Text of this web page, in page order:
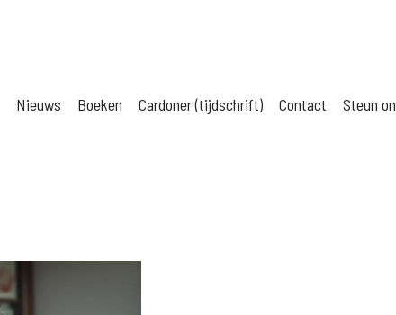
Nieuws Boeken Cardoner (tijdschrift) Contact Steun